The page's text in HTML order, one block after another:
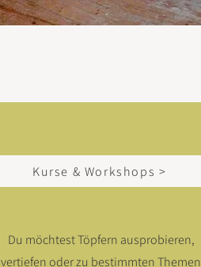
Kurse & Workshops >
Du möchtest Töpfern ausprobieren,
vertiefen oder zu bestimmten Themen